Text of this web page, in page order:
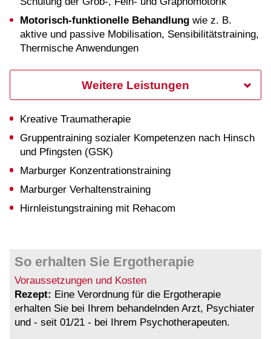
Motorisch-funktionelle Behandlungwie z. B.
aktive und passive Mobilisation, Sensibilitätstraining,
Thermische Anwendungen
Weitere Leistungen
Kreative Traumatherapie
Gruppentraining sozialer Kompetenzen nach Hinsch
und Pfingsten (GSK)
Marburger Konzentrationstraining
Marburger Verhaltenstraining
Hirnleistungstraining mit Rehacom
So erhalten Sie Ergotherapie
Voraussetzungen und Kosten
Rezept: Eine Verordnung für die Ergotherapie
erhalten Sie bei Ihrem behandelnden Arzt, Psychiater
und - seit 01/21 - bei Ihrem Psychotherapeuten.